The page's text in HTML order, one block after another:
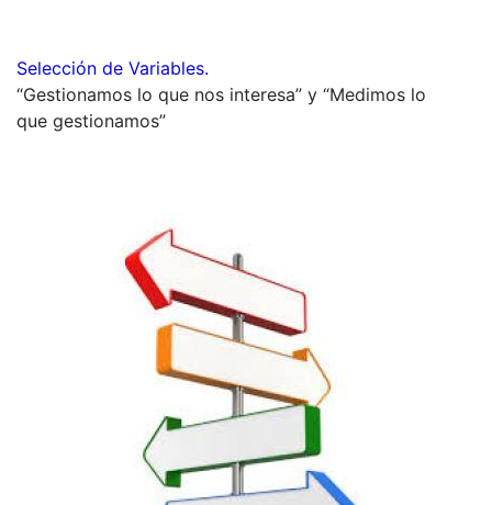
Selección de Variables.
“Gestionamos lo que nos interesa” y “Medimos lo
que gestionamos”